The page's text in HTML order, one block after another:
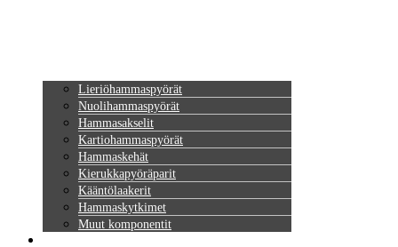
Lieriöhammaspyörät
Nuolihammaspyörät
Hammasakselit
Kartiohammaspyörät
Hammaskehät
Kierukkapyöräparit
Kääntölaakerit
Hammaskytkimet
Muut komponentit